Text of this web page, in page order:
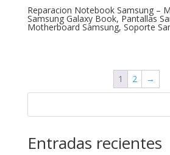
Reparacion Notebook Samsung –
Samsung Galaxy Book, Pantallas
Motherboard Samsung, Soporte
1 2 →
Entradas recientes